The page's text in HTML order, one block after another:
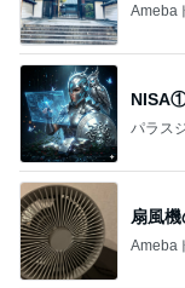
Ameba
パラス
扇風
Ameba